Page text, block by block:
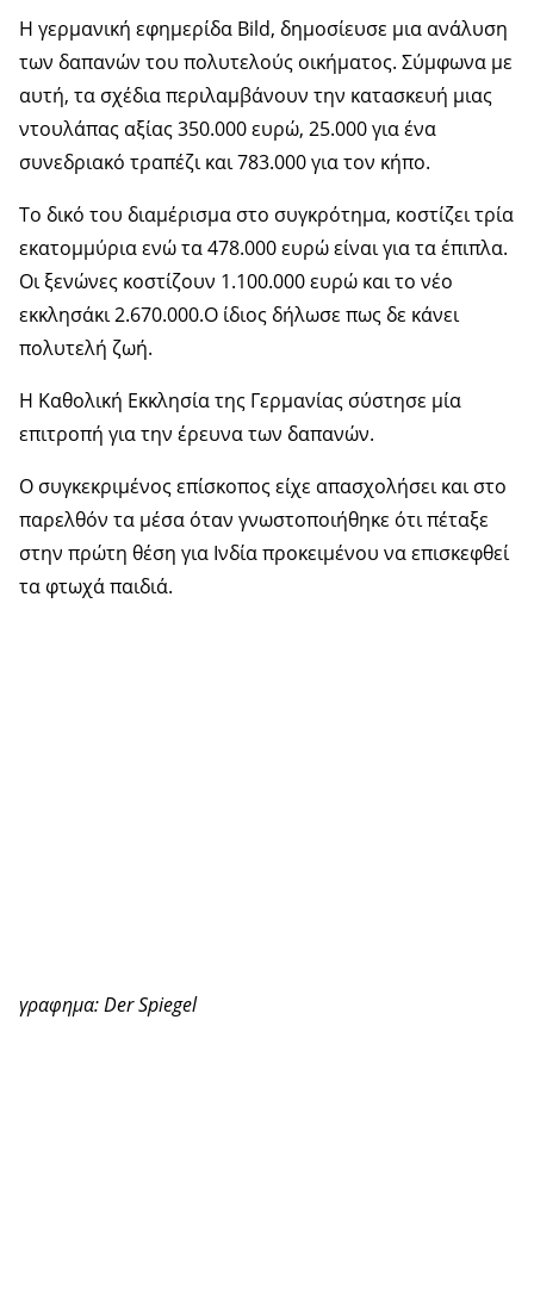
Η γερμανική εφημερίδα Bild, δημοσίευσε μια ανάλυση
των δαπανών του πολυτελούς οικήματος. Σύμφωνα με
αυτή, τα σχέδια περιλαμβάνουν την κατασκευή μιας
ντουλάπας αξίας 350.000 ευρώ, 25.000 για ένα
συνεδριακό τραπέζι και 783.000 για τον κήπο.
Το δικό του διαμέρισμα στο συγκρότημα, κοστίζει τρία
εκατομμύρια ενώ τα 478.000 ευρώ είναι για τα έπιπλα.
Οι ξενώνες κοστίζουν 1.100.000 ευρώ και το νέο
εκκλησάκι 2.670.000.Ο ίδιος δήλωσε πως δε κάνει
πολυτελή ζωή.
Η Καθολική Εκκλησία της Γερμανίας σύστησε μία
επιτροπή για την έρευνα των δαπανών.
Ο συγκεκριμένος επίσκοπος είχε απασχολήσει και στο
παρελθόν τα μέσα όταν γνωστοποιήθηκε ότι πέταξε
στην πρώτη θέση για Ινδία προκειμένου να επισκεφθεί
τα φτωχά παιδιά.
γραφημα: Der Spiegel